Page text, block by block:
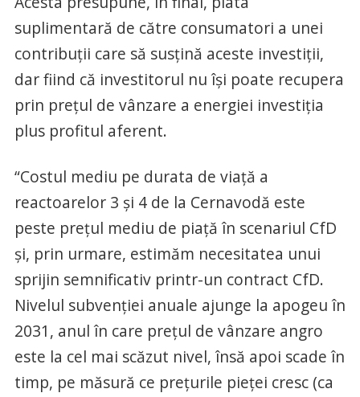
suplimentară de către consumatori a unei
contribuţii care să susţină aceste investiţii,
dar fiind că investitorul nu îşi poate recupera
prin preţul de vânzare a energiei investiţia
plus profitul aferent.
“Costul mediu pe durata de viață a
reactoarelor 3 și 4 de la Cernavodă este
peste prețul mediu de piață în scenariul CfD
și, prin urmare, estimăm necesitatea unui
sprijin semnificativ printr-un contract CfD.
Nivelul subvenției anuale ajunge la apogeu în
2031, anul în care prețul de vânzare angro
este la cel mai scăzut nivel, însă apoi scade în
timp, pe măsură ce prețurile pieței cresc (ca